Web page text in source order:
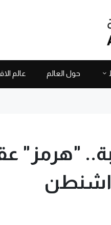
حول العالم عالم
"هرمز"